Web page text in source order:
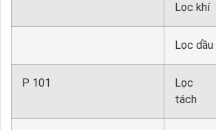
Lọc khí
Lọc dầu
P 101
Lọc
tách